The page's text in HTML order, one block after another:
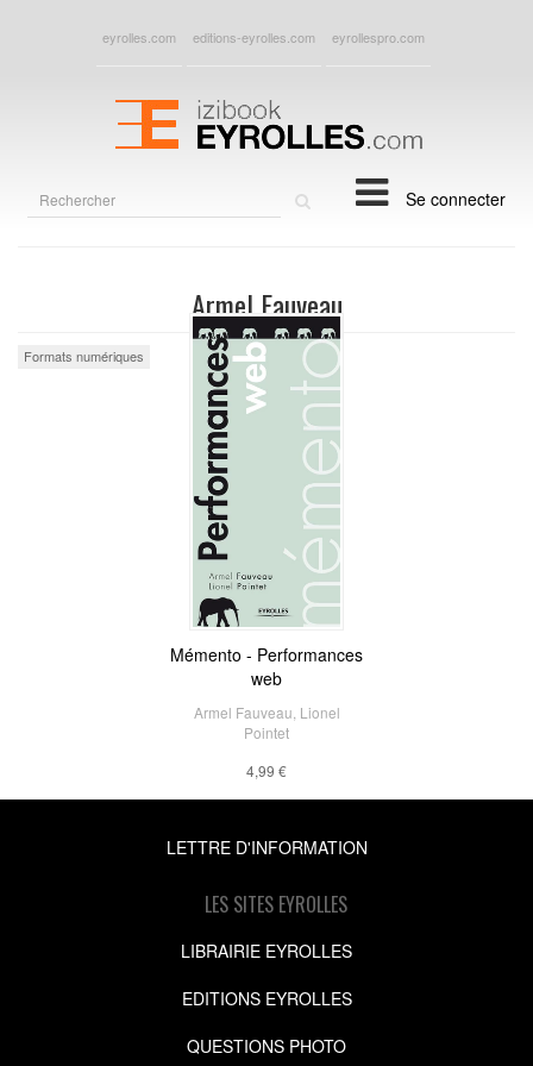
eyrolles.com editions-eyrolles.com eyrollespro.com
Se connecter
Armel Fauveau
Formats numériques
Mémento - Performances
web
Armel Fauveau Lionel
Pointet
4,99 €
LETTRE D'INFORMATION
LES SITES EYROLLES
LIBRAIRIE EYROLLES
EDITIONS EYROLLES
QUESTIONS PHOTO